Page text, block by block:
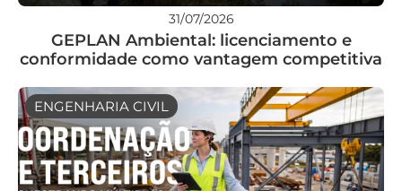
31/07/2026
GEPLAN Ambiental: licenciamento e
conformidade como vantagem competitiva
ENGENHARIA CIVIL